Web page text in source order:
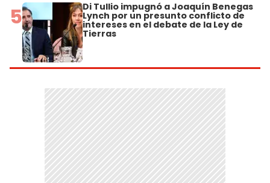
5 Di Tullio impugnó a Joaquín Benegas
Lynch por un presunto conflicto de
intereses en el debate de la Ley de
Tierras